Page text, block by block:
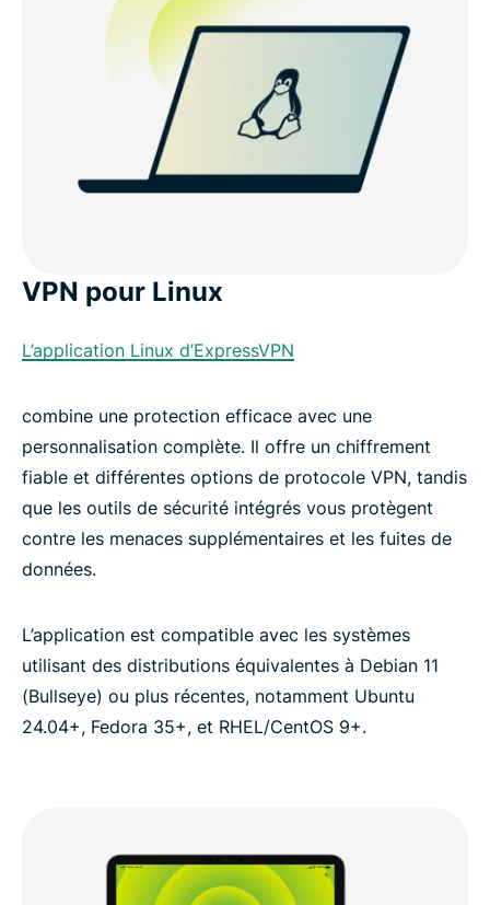
VPN pour Linux
L’application Linux d’ExpressVPN
combine une protection efficace avec une
personnalisation complète. Il offre un chiffrement
fiable et différentes options de protocole VPN, tandis
que les outils de sécurité intégrés vous protègent
contre les menaces supplémentaires et les fuites de
données.
L’application est compatible avec les systèmes
utilisant des distributions équivalentes à Debian 11
(Bullseye) ou plus récentes, notamment Ubuntu
24.04+, Fedora 35+, et RHEL/CentOS 9+.